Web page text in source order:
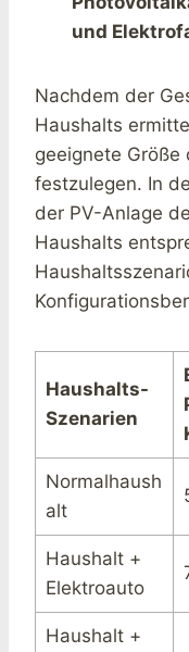
und
Nachdem der
Haushalts
geeignete Größe
festzulegen. In
der PV-Anlage
Haushalts
Haushalts-
Szenarien
Normalhaush
alt
Haushalt +
Elektroauto
Haushalt +